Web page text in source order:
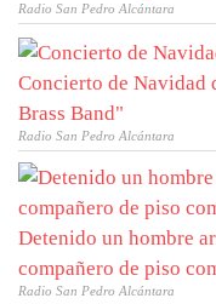
Radio San Pedro Alcántara
Concierto de Navidad
Brass Band"
Radio San Pedro Alcántara
Detenido un hombre
compañero de piso
Radio San Pedro Alcántara